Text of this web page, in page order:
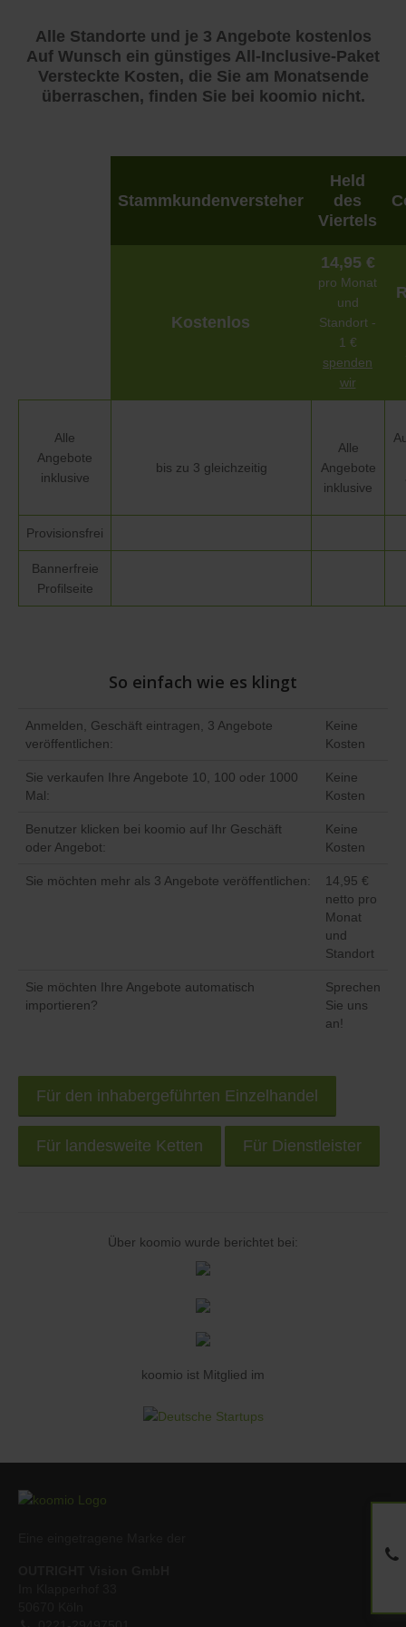
Alle Standorte und je 3 Angebote kostenlos
Auf Wunsch ein günstiges All-Inclusive-Paket
Versteckte Kosten, die Sie am Monatsende
überraschen, finden Sie bei koomio nicht.
Stammkundenversteher
Held
des
Viertels
Kostenlos
14,95 €
pro Monat
und
Standort -
1 €
spenden
wir
Alle
Angebote
inklusive
bis zu 3 gleichzeitig
Alle
Angebote
inklusive
Provisionsfrei
Bannerfreie
Profilseite
So einfach wie es klingt
Anmelden, Geschäft eintragen, 3 Angebote
veröffentlichen:
Keine
Kosten
Sie verkaufen Ihre Angebote 10, 100 oder 1000
Mal:
Keine
Kosten
Benutzer klicken bei koomio auf Ihr Geschäft
oder Angebot:
Keine
Kosten
Sie möchten mehr als 3 Angebote veröffentlichen:
14,95 €
netto pro
Monat
und
Standort
Sie möchten Ihre Angebote automatisch
importieren?
Sprechen
Sie uns
an!
Für den inhabergeführten Einzelhandel
Für landesweite Ketten Für Dienstleister
Über koomio wurde berichtet bei:
koomio ist Mitglied im